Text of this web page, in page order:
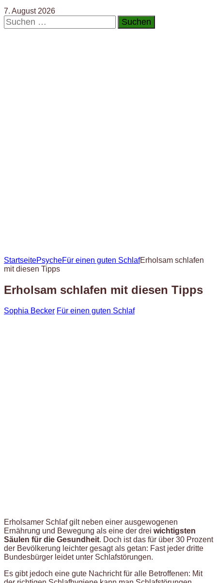
7. August 2026
Suchen
nach:
StartseitePsycheFür einen guten SchlafErholsam schlafen
mit diesen Tipps
Erholsam schlafen mit diesen Tipps
Sophia Becker Für einen guten Schlaf
Erholsamer Schlaf gilt neben einer ausgewogenen
Ernährung und Bewegung als eine der drei wichtigsten
Säulen für die Gesundheit. Doch ist das für über 30 Prozent
der Bevölkerung leichter gesagt als getan: Fast jeder dritte
Bundesbürger leidet unter Schlafstörungen.
Es gibt jedoch eine gute Nachricht für alle Betroffenen: Mit